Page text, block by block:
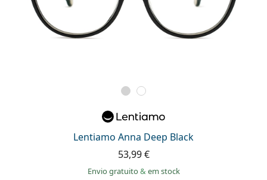
Lentiamo Anna Deep Black
53,99 €
Envio gratuito& em stock